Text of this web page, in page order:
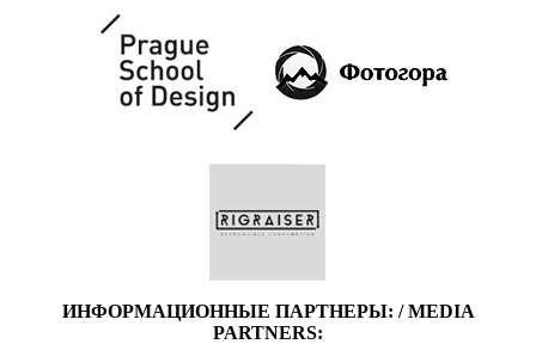
ИНФОРМАЦИОННЫЕ ПАРТНЕРЫ: / MEDIA
PARTNERS: